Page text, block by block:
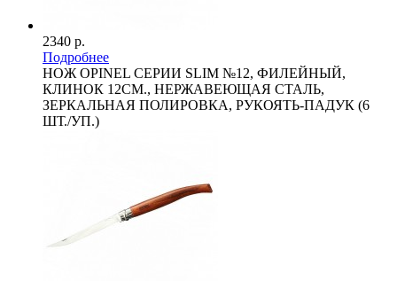
2340 р.
Подробнее
НОЖ OPINEL СЕРИИ SLIM №12, ФИЛЕЙНЫЙ,
КЛИНОК 12СМ., НЕРЖАВЕЮЩАЯ СТАЛЬ,
ЗЕРКАЛЬНАЯ ПОЛИРОВКА, РУКОЯТЬ-ПАДУК (6
ШТ./УП.)